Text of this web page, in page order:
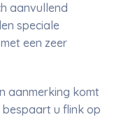
aanvullend
speciale
een zeer
aanmerking komt
u flink op